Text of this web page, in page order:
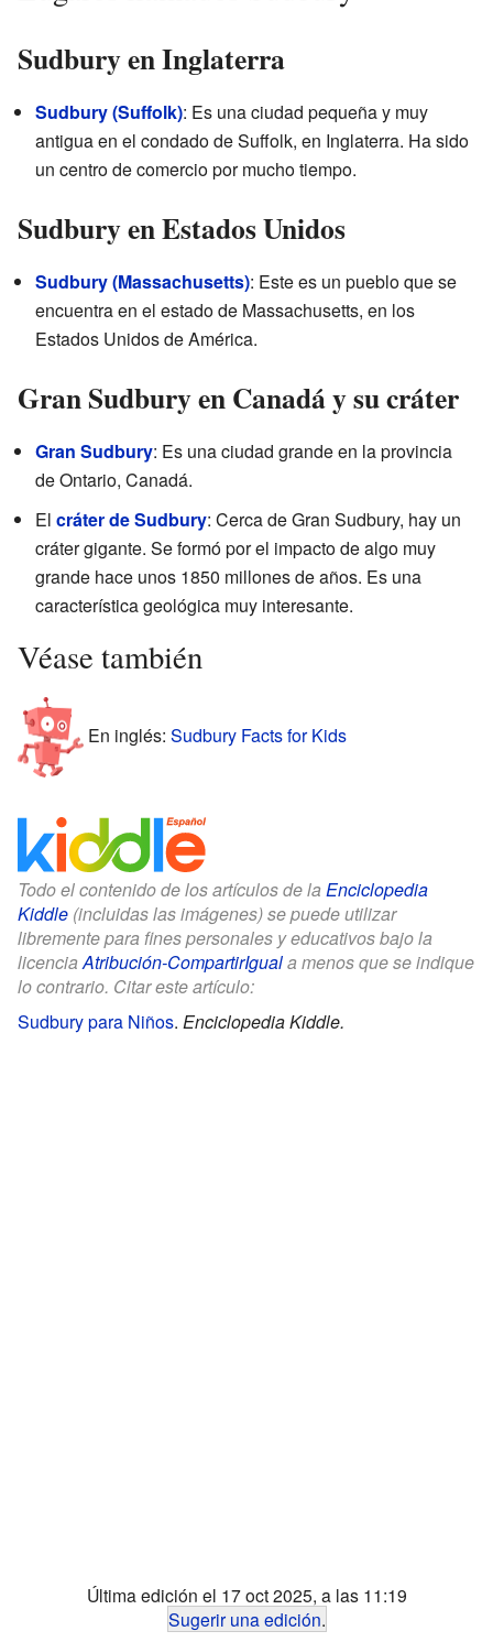
Sudbury en Inglaterra
Sudbury (Suffolk): Es una ciudad pequeña y muy
antigua en el condado de Suffolk, en Inglaterra. Ha sido
un centro de comercio por mucho tiempo.
Sudbury en Estados Unidos
Sudbury (Massachusetts): Este es un pueblo que se
encuentra en el estado de Massachusetts, en los
Estados Unidos de América.
Gran Sudbury en Canadá y su cráter
Gran Sudbury: Es una ciudad grande en la provincia
de Ontario, Canadá.
El cráter de Sudbury: Cerca de Gran Sudbury, hay un
cráter gigante. Se formó por el impacto de algo muy
grande hace unos 1850 millones de años. Es una
característica geológica muy interesante.
Véase también
En inglés: Sudbury Facts for Kids
Todo el contenido de los artículos de la Enciclopedia
Kiddle (incluidas las imágenes) se puede utilizar
libremente para fines personales y educativos bajo la
licenciaAtribución-CompartirIguala menos que se indique
lo contrario. Citar este artículo:
Sudbury para Niños. Enciclopedia Kiddle.
Última edición el 17 oct 2025, a las 11:19
Sugerir una edición.